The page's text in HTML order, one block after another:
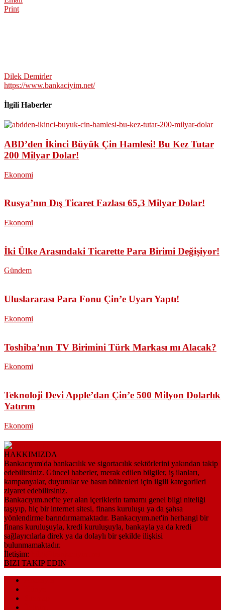
Print
Dilek Demirler
https://www.bankaciyim.net/
İlgili Haberler
ABD’den İkinci Büyük Çin Hamlesi! Bu Kez Tutar
200 Milyar Dolar!
Ekonomi
Rusya’nın Dış Ticaret Fazlası 65,3 Milyar Dolar!
Ekonomi
İki Ülke Arasındaki Ticarette Para Birimi Değişiyor!
Gündem
Uluslararası Para Fonu Çin’e Uyarı Yaptı!
Ekonomi
Toshiba’nın TV Birimini Türk Markası mı Alacak?
Ekonomi
Teknoloji Devi Apple’dan Çin’e 500 Milyon Dolarlık
Yatırım
Ekonomi
HAKKIMIZDA
Bankacıyım'da bankacılık ve sigortacılık sektörlerini yakından takip
edebilirsiniz. Güncel haberler, merak edilen bilgiler, iş ilanları,
kampanyalar, duyurular ve basın bültenleri için ilgili kategorileri
ziyaret edebilirsiniz.
Bankacıyım.net'te yer alan içeriklerin tamamı genel bilgi niteliği
taşıyıp, hiç bir internet sitesi, finans kuruluşu ya da şahsa
yönlendirme barındırmamaktadır. Bankacıyım.net'in herhangi bir
finans kuruluşuyla, kredi kuruluşuyla, bankayla ya da kredi
sağlayıcılarla direk ya da dolaylı bir şekilde ilişkisi
bulunmamaktadır.
İletişim:
BIZI TAKIP EDIN